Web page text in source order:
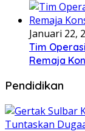
Januari 22,
Tim
Remaja
Pendidikan